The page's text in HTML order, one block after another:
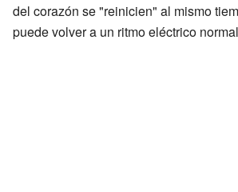
del corazón se "reinicien" al mismo
puede volver a un ritmo eléctrico